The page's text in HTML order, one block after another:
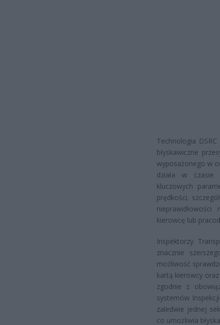
Technologia
błyskawiczne
wyposażonego w
działa w czasie
kluczowych
prędkości,
kierowcę lub
Inspektorzy
znacznie
możliwość
kartą kierowcy
zgodnie z
systemów
zaledwie jednej
co umożliwia